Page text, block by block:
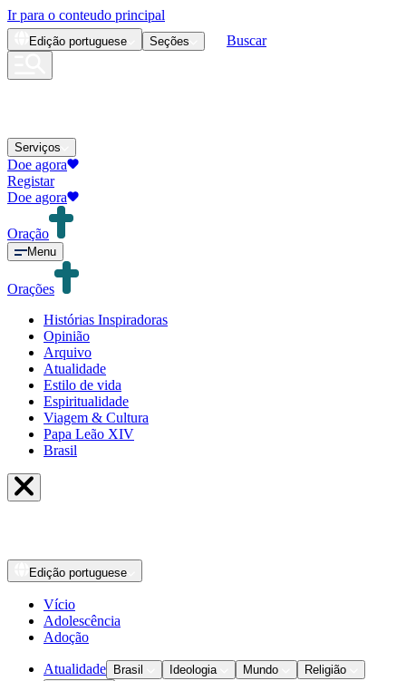
Ir para o conteudo principal
Edição portuguese Seções Buscar
Serviços
Doe agora
Registar
Doe agora
Oração
Menu
Orações
Histórias Inspiradoras
Opinião
Arquivo
Atualidade
Estilo de vida
Espiritualidade
Viagem & Cultura
Papa Leão XIV
Brasil
Edição portuguese
Vício
Adolescência
Adoção
Atualidade Brasil Ideologia Mundo
Religião